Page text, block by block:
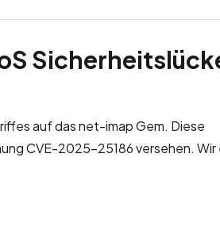
auf das net-imap Gem. Diese
CVE-2025-25186versehen.